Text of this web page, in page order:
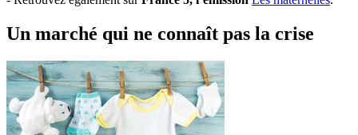
Un marché qui ne connaît pas la crise